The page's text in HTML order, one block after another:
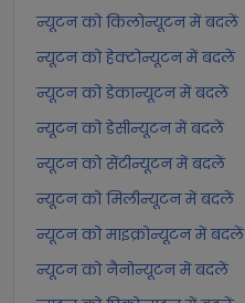
न्यूटन को किलोन्यूटन में बदलें
न्यूटन को हेक्टोन्यूटन में बदलें
न्यूटन को डेकान्यूटन में बदलें
न्यूटन को डेसीन्यूटन में बदलें
न्यूटन को सेंटीन्यूटन में बदलें
न्यूटन को मिलीन्यूटन में बदलें
न्यूटन को माइक्रोन्यूटन में बदलें
न्यूटन को नैनोन्यूटन में बदलें